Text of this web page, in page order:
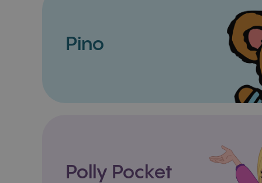
Pino
Polly Pocket